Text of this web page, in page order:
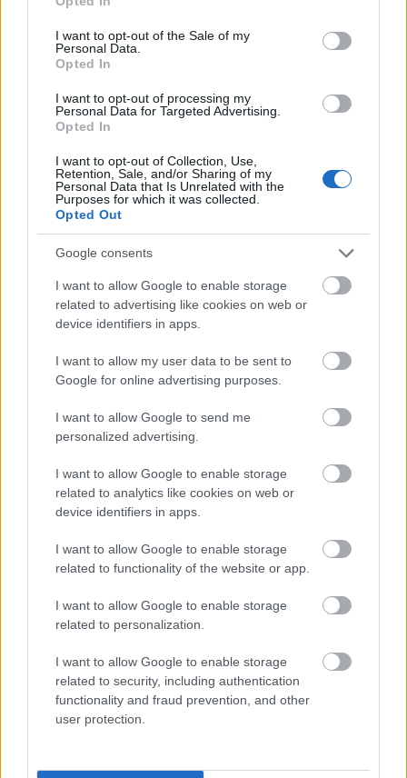
use your data for below specified purposes in below Google
consent section.
I want to opt-out of the Sale of my
Personal Data.
Opted In
I want to opt-out of processing my
Personal Data for Targeted Advertising.
Opted In
I want to opt-out of Collection, Use,
Retention, Sale, and/or Sharing of my
Personal Data that Is Unrelated with the
Purposes for which it was collected.
Opted Out
Google consents
I want to allow Google to enable storage
related to advertising like cookies on web or
device identifiers in apps.
I want to allow my user data to be sent to
Google for online advertising purposes.
I want to allow Google to send me
personalized advertising.
I want to allow Google to enable storage
related to analytics like cookies on web or
device identifiers in apps.
I want to allow Google to enable storage
related to functionality of the website or app.
I want to allow Google to enable storage
related to personalization.
I want to allow Google to enable storage
related to security, including authentication
functionality and fraud prevention, and other
user protection.
autópálya útépítés M1-es autópálya Bicske
M1 bővítés: már zajlik a teljesen új Bicske Kelet
Tizenegy meglévő csomópontot korszerűsít és négy új,
különszintű csomópontot hoz létre az MKIF az M1-es
bővítésénél.
Új gyalogosátkelők és jelzőlámpás
Másfélszeresére bővítik
Hódmezővásárhely jó hírű református
iskoláját
Flórián téri felüljárón
Paks II.: Mit jelent az 5. blokk új
mérföldköve a felülvizsgálat
HÍRLEVÉL